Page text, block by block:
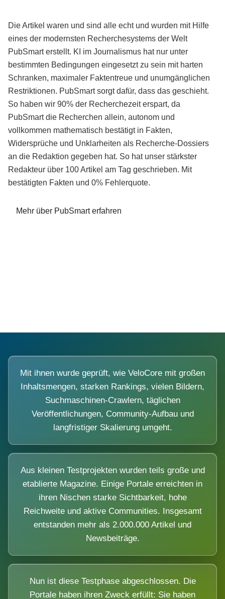
Die Artikel waren und sind alle echt und wurden mit Hilfe
eines der modernsten Recherchesystems der Welt
PubSmart erstellt. KI im Journalismus hat nur unter
bestimmten Bedingungen eingesetzt zu sein mit harten
Schranken, maximaler Faktentreue und unumgänglichen
Restriktionen. PubSmart sorgt dafür, dass das geschieht.
So haben wir 90% der Recherchezeit erspart, da
PubSmart die Recherchen allein, autonom und
vollkommen mathematisch bestätigt in Fakten,
Widersprüche und Unklarheiten als Recherche-Dossiers
an die Redaktion gegeben hat. So hat unser stärkster
Redakteur über 100 Artikel am Tag geschrieben. Mit
bestätigten Fakten und 0% Fehlerquote.
Mehr über PubSmart erfahren
Mit ihnen wurde geprüft, wie VeloCore mit großen
Inhaltsmengen, starken Rankings, vielen Bildern,
Suchmaschinen-Crawlern, täglichen
Veröffentlichungen, Community-Aufbau und
langfristiger Skalierung umgeht.
Aus kleinen Testprojekten wurden teils große und
etablierte Magazine. Einige Portale erreichten in
ihren Nischen starke Sichtbarkeit, hohe
Reichweite und aktive Communities. Insgesamt
entstanden mehr als 2.000.000 Artikel und
Newsbeiträge.
Nun ist diese Testphase abgeschlossen. Die
Portale haben ihren Zweck erfüllt: Sie haben